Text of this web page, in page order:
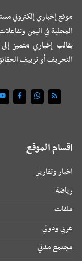
موقع إخباري إلكتروني
المحلية في اليمن
بقالب إخباري متميز
التحريف أو تزييف
اقسام الموقع
اخبار وتقارير
رياضة
ملفات
عربي ودولي
مجتمع مدني